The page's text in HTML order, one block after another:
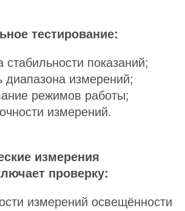
тестирование:
стабильности показаний;
диапазона измерений;
режимов работы;
измерений.
измерения
проверку:
измерений освещённости